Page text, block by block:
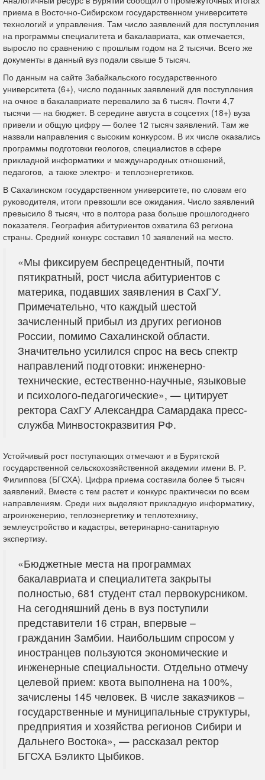
приема в Восточно-Сибирском государственном университете
технологий и управления. Там число заявлений для поступления
на программы специалитета и бакалавриата, как отмечается,
выросло по сравнению с прошлым годом на 2 тысячи. Всего же
документы в данный вуз подали свыше 5 тысяч.
По данным на сайте Забайкальского государственного
университета (6+), число поданных заявлений для поступления
на очное в бакалавриате перевалило за 6 тысяч. Почти 4,7
тысячи — на бюджет. В середине августа в соцсетях (18+) вуза
привели и общую цифру — более 12 тысяч заявлений. Там же
назвали направления с высоким конкурсом. В их числе оказались
программы подготовки геологов, специалистов в сфере
прикладной информатики и международных отношений,
педагогов, а также электро- и теплоэнергетиков.
В Сахалинском государственном университете, по словам его
руководителя, итоги превзошли все ожидания. Число заявлений
превысило 8 тысяч, что в полтора раза больше прошлогоднего
показателя. География абитуриентов охватила 63 региона
страны. Средний конкурс составил 10 заявлений на место.
«Мы фиксируем беспрецедентный, почти
пятикратный, рост числа абитуриентов с
материка, подавших заявления в СахГУ.
Примечательно, что каждый шестой
зачисленный прибыл из других регионов
России, помимо Сахалинской области.
Значительно усилился спрос на весь спектр
направлений подготовки: инженерно-
технические, естественно-научные, языковые
и психолого-педагогические», — цитирует
ректора СахГУ Александра Самардака пресс-
служба Минвостокразвития РФ.
Устойчивый рост поступающих отмечают и в Бурятской
государственной сельскохозяйственной академии имени В. Р.
Филиппова (БГСХА). Цифра приема составила более 5 тысяч
заявлений. Вместе с тем растет и конкурс практически по всем
направлениям. Среди них выделяют прикладную информатику,
агроинженерию, теплоэнергетику и теплотехнику,
землеустройство и кадастры, ветеринарно-санитарную
экспертизу.
«Бюджетные места на программах
бакалавриата и специалитета закрыты
полностью, 681 студент стал первокурсником.
На сегодняшний день в вуз поступили
представители 16 стран, впервые –
гражданин Замбии. Наибольшим спросом у
иностранцев пользуются экономические и
инженерные специальности. Отдельно отмечу
целевой прием: квота выполнена на 100%,
зачислены 145 человек. В числе заказчиков –
государственные и муниципальные структуры,
предприятия и хозяйства регионов Сибири и
Дальнего Востока», — рассказал ректор
БГСХА Бэликто Цыбиков.